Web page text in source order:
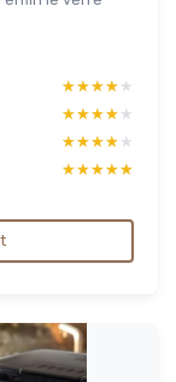
★★★★★
★★★★★
★★★★★
★★★★★
★★★★★
★★★★★
★★★★★
★★★★★